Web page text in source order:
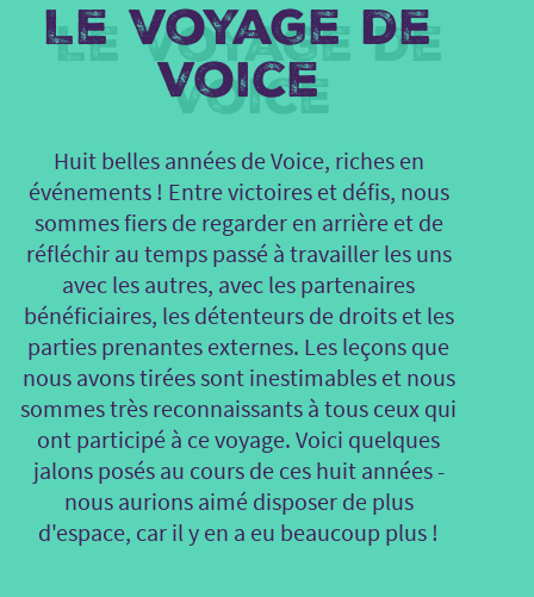
Le voyage de
Voice
Huit belles années de Voice, riches en
événements ! Entre victoires et défis, nous
sommes fiers de regarder en arrière et de
réfléchir au temps passé à travailler les uns
avec les autres, avec les partenaires
bénéficiaires, les détenteurs de droits et les
parties prenantes externes. Les leçons que
nous avons tirées sont inestimables et nous
sommes très reconnaissants à tous ceux qui
ont participé à ce voyage. Voici quelques
jalons posés au cours de ces huit années -
nous aurions aimé disposer de plus
d'espace, car il y en a eu beaucoup plus !